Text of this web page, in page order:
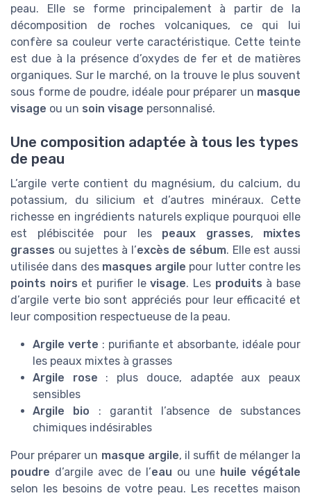
peau. Elle se forme principalement à partir de la
décomposition de roches volcaniques, ce qui lui
confère sa couleur verte caractéristique. Cette teinte
est due à la présence d’oxydes de fer et de matières
organiques. Sur le marché, on la trouve le plus souvent
sous forme de poudre, idéale pour préparer un masque
visage ou un soin visage personnalisé.
Une composition adaptée à tous les types
de peau
L’argile verte contient du magnésium, du calcium, du
potassium, du silicium et d’autres minéraux. Cette
richesse en ingrédients naturels explique pourquoi elle
est plébiscitée pour les peaux grasses, mixtes
grasses ou sujettes à l’excès de sébum. Elle est aussi
utilisée dans des masques argile pour lutter contre les
points noirs et purifier levisage. Les produits à base
d’argile verte bio sont appréciés pour leur efficacité et
leur composition respectueuse de la peau.
Argile verte : purifiante et absorbante, idéale pour
les peaux mixtes à grasses
Argile rose : plus douce, adaptée aux peaux
sensibles
Argile bio : garantit l’absence de substances
chimiques indésirables
Pour préparer un masque argile, il suffit de mélanger la
poudre d’argile avec de l’eau ou une huile végétale
selon les besoins de votre peau. Les recettes maison